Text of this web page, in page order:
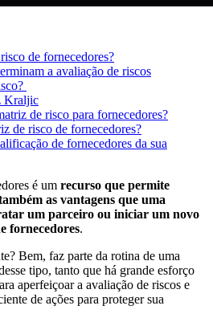
de fornecedores?
a avaliação de riscos
Kraljic
de risco para fornecedores?
de risco de fornecedores?
de fornecedores da sua
é um recurso que permite
as vantagens que uma
um parceiro ou iniciar um novo
fornecedores.
Bem, faz parte da rotina de uma
tipo, tanto que há grande esforço
aperfeiçoar a avaliação de riscos e
de ações para proteger sua